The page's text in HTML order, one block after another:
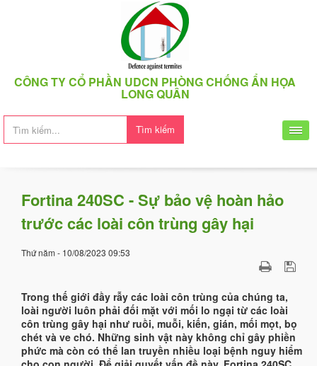
CÔNG TY CỔ PHẦN UDCN PHÒNG CHỐNG ẨN HỌA
LONG QUÂN
Tìm kiếm
Fortina 240SC - Sự bảo vệ hoàn hảo
trước các loài côn trùng gây hại
Thứ năm - 10/08/2023 09:53
Trong thế giới đầy rẫy các loài côn trùng của chúng ta,
loài người luôn phải đối mặt với mối lo ngại từ các loài
côn trùng gây hại như ruồi, muỗi, kiến, gián, mối mọt, bọ
chét và ve chó. Những sinh vật này không chỉ gây phiền
phức mà còn có thể lan truyền nhiều loại bệnh nguy hiểm